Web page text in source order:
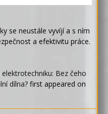
se neustále vyvíjí a s ním
a efektivitu práce.
Bez čeho
dílna? first appeared on